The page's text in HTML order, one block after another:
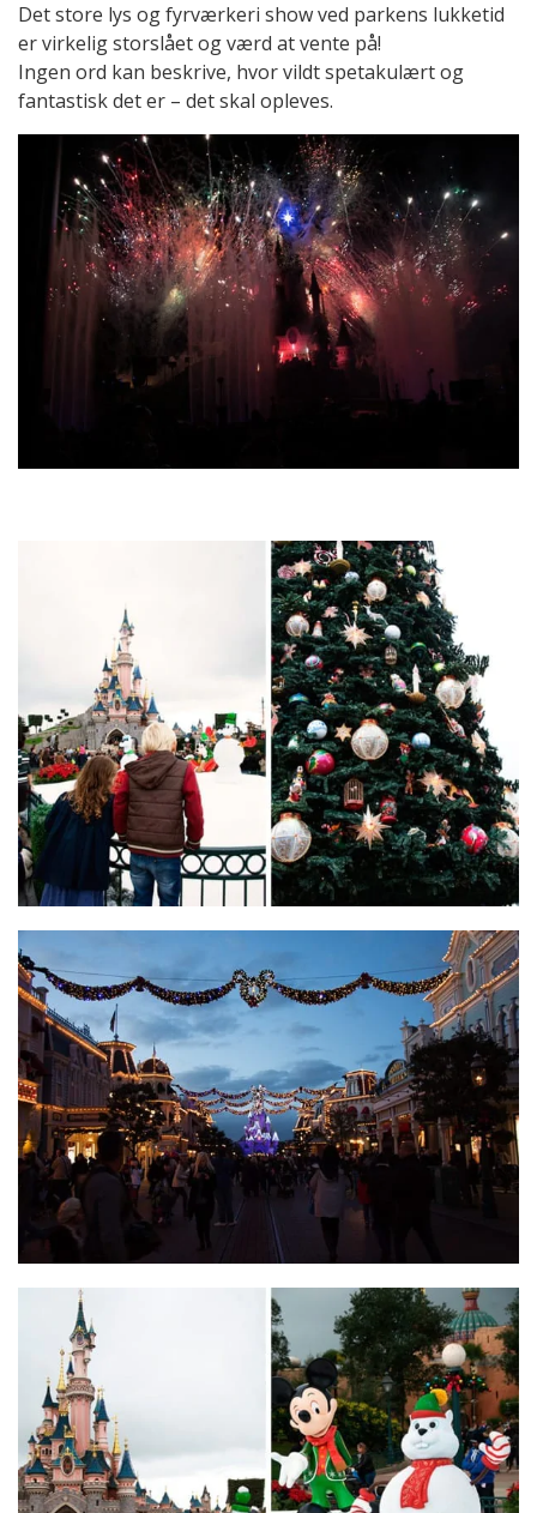
Det store lys og fyrværkeri show ved parkens lukketid
er virkelig storslået og værd at vente på!
Ingen ord kan beskrive, hvor vildt spetakulært og
fantastisk det er – det skal opleves.